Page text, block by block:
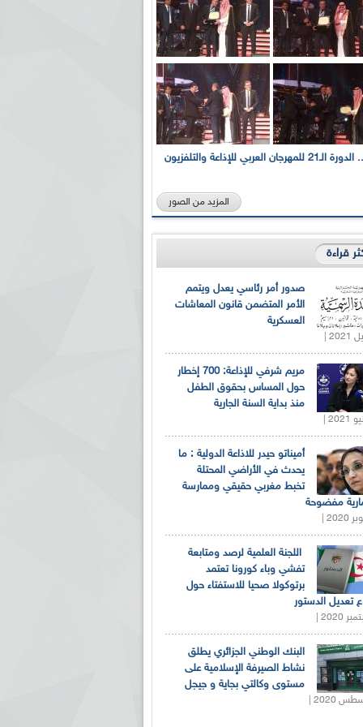
بالصور... الدورة الـ21 للمهرجان العربي للإذاعة والتلفزيون
المزيد من الصور
قراءة
صدور أمر رئاسي يعدل ويتمم
الأمر المتضمن قانون المعاشات
العسكرية
مريم شرفي للإذاعة: 700 إخطار
حول المساس بحقوق الطفل
منذ بداية السنة الجارية
أميناتو حيدر للاذاعة الدولية : ما
يحدث في الأراضي المحتلة
تخبط مغربي حقيقي وممارسة
مفضوحة
اللجنة العلمية لرصد ومتابعة
تفشي وباء كورونا تعتمد
برتوكولا صحيا للاستفتاء حول
تعديل الدستور
البنك الوطني الجزائري يطلق
نشاط الصيرفة الإسلامية على
مستوى وكالتي بجاية و جيجل